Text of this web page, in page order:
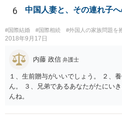
6 中国人妻と、その連れ子
#国際結婚 #国際相続 #外国人の家族問題を
2018年9月17日
内藤 政信 弁護士
１、生前贈与がいいでしょう。 ２、
ん。 ３、兄弟であるあなたがたにい
んね。